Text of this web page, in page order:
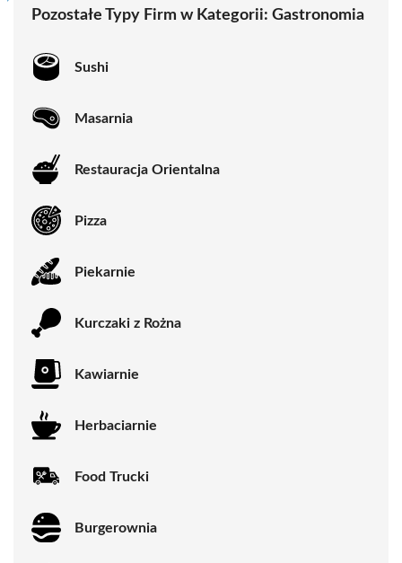
Pozostałe Typy Firm w Kategorii: Gastronomia
Sushi
Masarnia
Restauracja Orientalna
Pizza
Piekarnie
Kurczaki z Rożna
Kawiarnie
Herbaciarnie
Food Trucki
Burgerownia